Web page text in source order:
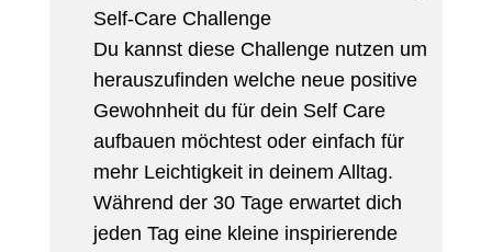
Self-Care Challenge
Du kannst diese Challenge nutzen um
herauszufinden welche neue positive
Gewohnheit du für dein Self Care
aufbauen möchtest oder einfach für
mehr Leichtigkeit in deinem Alltag.
Während der 30 Tage erwartet dich
jeden Tag eine kleine inspirierende